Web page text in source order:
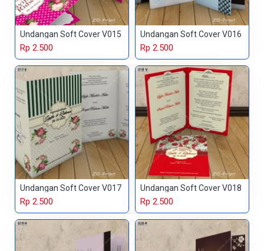
Undangan Soft Cover V015
Rp 2.500
Undangan Soft Cover V016
Rp 2.500
Undangan Soft Cover V017
Rp 2.500
Undangan Soft Cover V018
Rp 2.500